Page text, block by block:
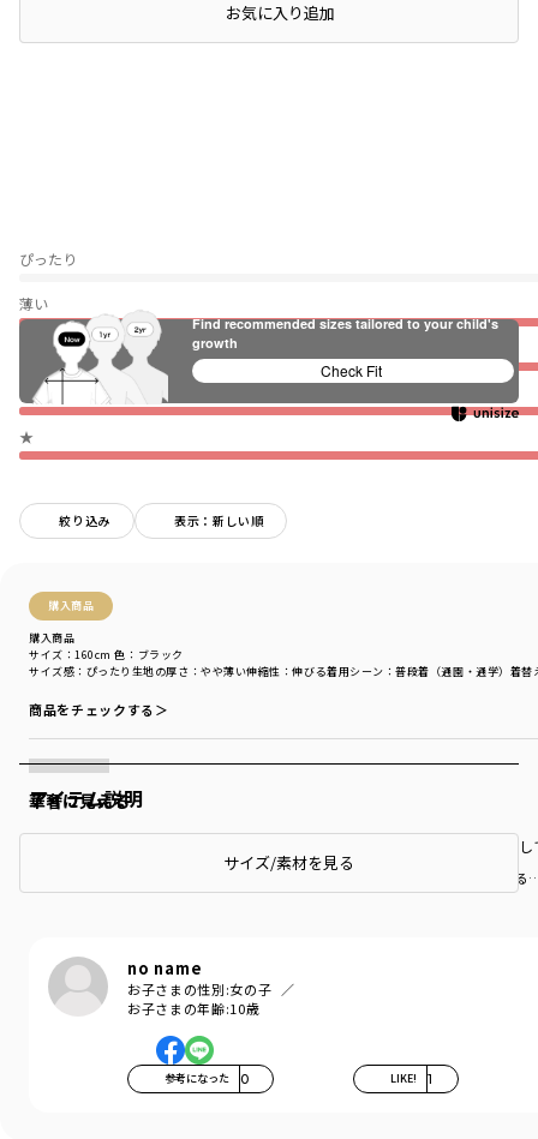
ぴったり
薄い
伸びない
普段着（通園・通学）
★
絞り込み 表示：新しい順
購入商品
購入商品
サイズ感 ：ぴったり 生地の厚さ ：やや薄い伸縮性 ：伸びる着用シーン ：普段着（通園・通学） 着替
サイズ：160cm 色：ブラック
商品をチェックする＞
華奢に見える
肌触りが良く形もきれいで、どんな服にも合わせやすいので何度もリピート
もっと見る
no name
お子さまの性別:女の子
お子さまの年齢:10歳
参考になった 0 LIKE! 1
店頭在庫を確認するお気に入り追加
アイテム説明
サイズ/素材を見る
Find recommended sizes tailored to your child's
growth
Check Fit